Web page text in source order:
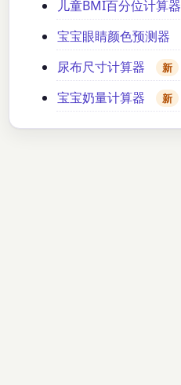
儿童BMI百分位计算器
宝宝眼睛颜色预测器
尿布尺寸计算器 新
宝宝奶量计算器 新